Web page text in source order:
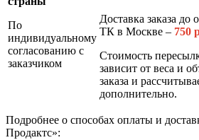
По
индивидуальному
согласованию с
заказчиком
Доставка заказа до
ТК в Москве – 750
Стоимость
зависит от веса и
заказа и
дополнительно.
Подробнее о способах оплаты и
Продактс»: